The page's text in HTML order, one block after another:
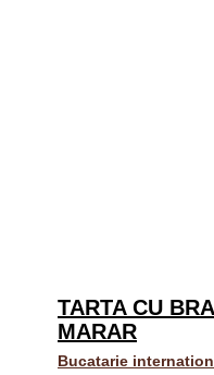
TARTA CU
MARAR
Bucatarie